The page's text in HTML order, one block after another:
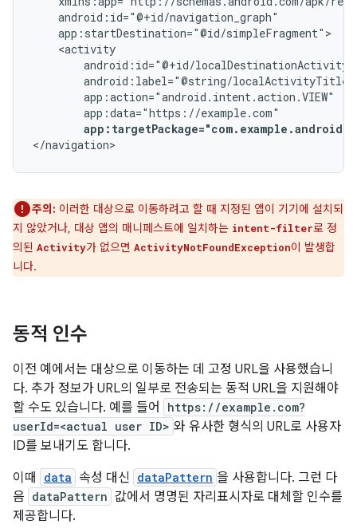
</navigation>
주의: 이러한 대상으로 이동하려고 할 때 지정된 앱이 기기에 설치되
지 않았거나, 대상 앱의 매니페스트에 일치하는 intent-filter로 정
의된 Activity가 없으면 ActivityNotFoundException이 발생합
니다.
동적 인수
이전 예에서는 대상으로 이동하는 데 고정 URL을 사용했습니
다. 추가 정보가 URL의 일부로 전송되는 동적 URL을 지원해야
할 수도 있습니다. 예를 들어
https://example.com?
userId=<actual user ID> 와 유사한 형식의 URL로 사용자
ID를 보내기도 합니다.
이때
data 속성 대신 dataPattern 을 사용합니다. 그런 다
음 dataPattern 값에서 명명된 자리표시자로 대체할 인수를
제공합니다.